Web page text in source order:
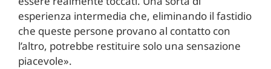
esperienza intermedia che, eliminando il fastidio
che queste persone provano al contatto con
l’altro, potrebbe restituire solo una sensazione
piacevole».